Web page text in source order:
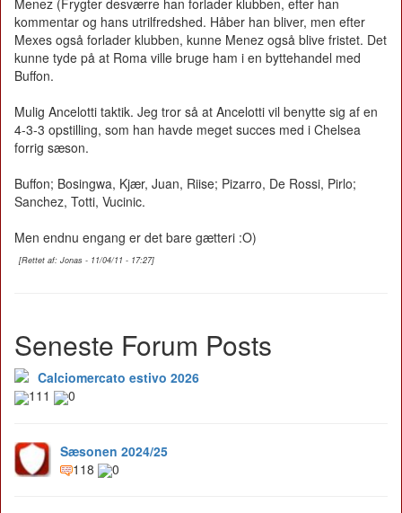
Menez (Frygter desværre han forlader klubben, efter han
kommentar og hans utrilfredshed. Håber han bliver, men efter
Mexes også forlader klubben, kunne Menez også blive fristet. Det
kunne tyde på at Roma ville bruge ham i en byttehandel med
Buffon.
Mulig Ancelotti taktik. Jeg tror så at Ancelotti vil benytte sig af en
4-3-3 opstilling, som han havde meget succes med i Chelsea
forrig sæson.
Buffon; Bosingwa, Kjær, Juan, Riise; Pizarro, De Rossi, Pirlo;
Sanchez, Totti, Vucinic.
Men endnu engang er det bare gætteri :O)
[Rettet af: Jonas - 11/04/11 - 17:27]
Seneste Forum Posts
Calciomercato estivo 2026
111
0
Sæsonen 2024/25
118
0